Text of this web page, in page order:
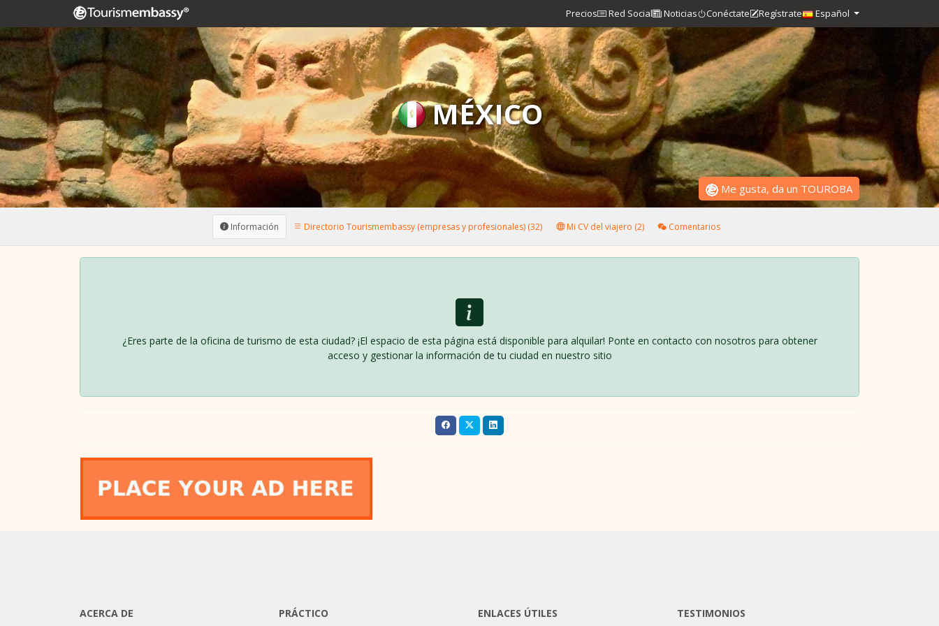
Precios Red Social Noticias Conéctate Regístrate Español
MÉXICO
Me gusta, da un TOUROBA
Información Directorio Tourismembassy (empresas y profesionales) (32) Mi CV del viajero (2) Comentarios
¿Eres parte de la oficina de turismo de esta ciudad? ¡El espacio de esta página está disponible para alquilar! Ponte en contacto con nosotros para obtener
acceso y gestionar la información de tu ciudad en nuestro sitio
ACERCA DE PRÁCTICO ENLACES ÚTILES TESTIMONIOS